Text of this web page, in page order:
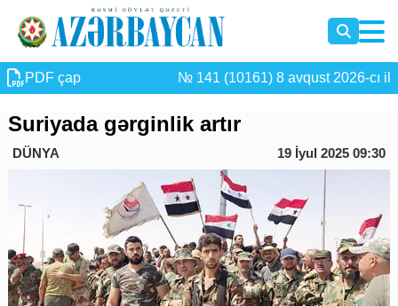
PDF çap № 141 (10161) 8 avqust 2026-cı il
Suriyada gərginlik artır
DÜNYA 19 İyul 2025 09:30